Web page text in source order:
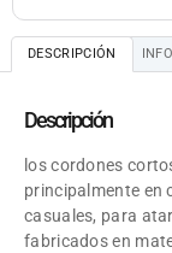
DESCRIPCIÓN
Descripción
los cordones
principalmente en
casuales, para
fabricados en